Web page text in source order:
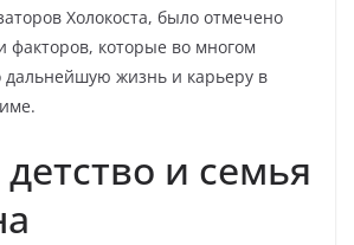
Холокоста, было отмечено
факторов, которые во многом
дальнейшую жизнь и карьеру в
и семья